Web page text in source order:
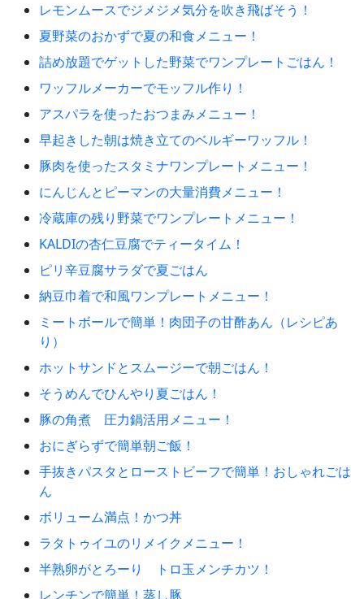
レモンムースでジメジメ気分を吹き飛ばそう！
夏野菜のおかずで夏の和食メニュー！
詰め放題でゲットした野菜でワンプレートごはん！
ワッフルメーカーでモッフル作り！
アスパラを使ったおつまみメニュー！
早起きした朝は焼き立てのベルギーワッフル！
豚肉を使ったスタミナワンプレートメニュー！
にんじんとピーマンの大量消費メニュー！
冷蔵庫の残り野菜でワンプレートメニュー！
KALDIの杏仁豆腐でティータイム！
ピリ辛豆腐サラダで夏ごはん
納豆巾着で和風ワンプレートメニュー！
ミートボールで簡単！肉団子の甘酢あん（レシピあ
り）
ホットサンドとスムージーで朝ごはん！
そうめんでひんやり夏ごはん！
豚の角煮 圧力鍋活用メニュー！
おにぎらずで簡単朝ご飯！
手抜きパスタとローストビーフで簡単！おしゃれごは
ん
ボリューム満点！かつ丼
ラタトゥイユのリメイクメニュー！
半熟卵がとろーり トロ玉メンチカツ！
レンチンで簡単！蒸し豚